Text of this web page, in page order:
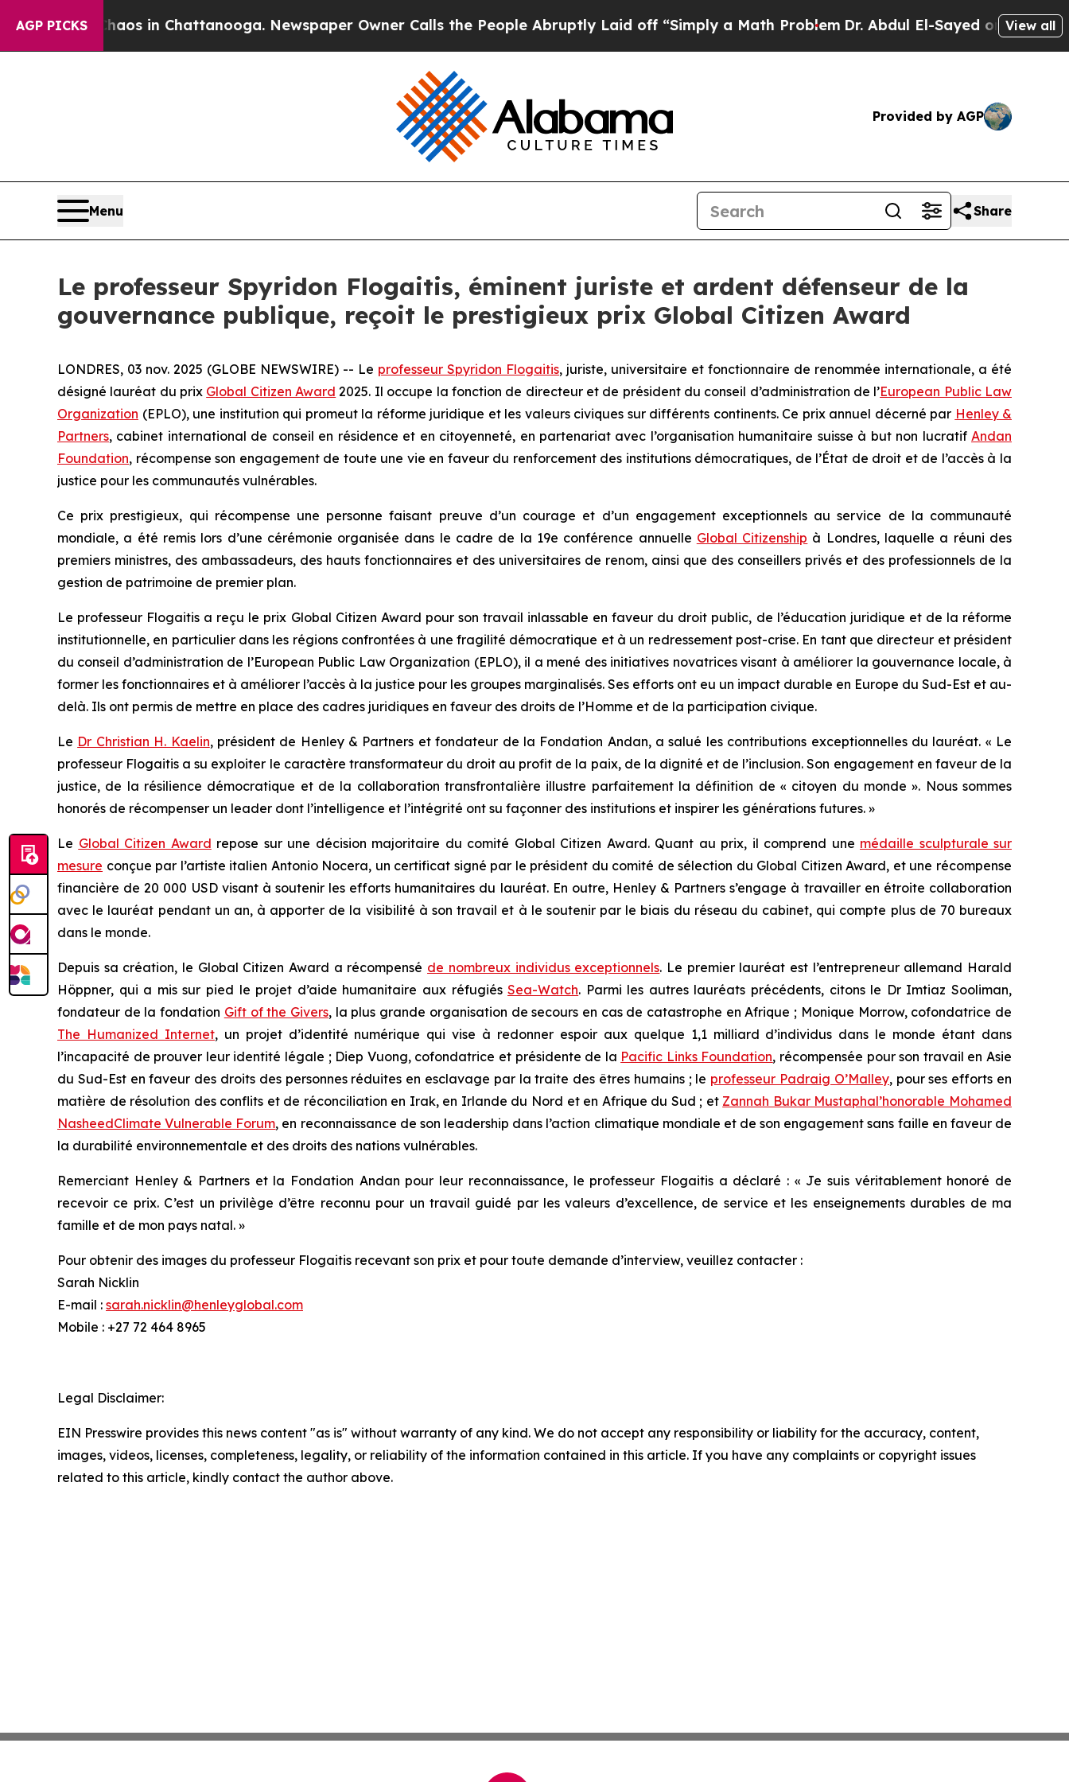
AGP PICKS
Chaos in Chattanooga. Newspaper Owner Calls the People Abruptly Laid off “Simply a Math ProblemDr. Abdul El-Sayed on HistoricView all
Provided by AGP
Menu Share
Le professeur Spyridon Flogaitis, éminent juriste et ardent défenseur de la
gouvernance publique, reçoit le prestigieux prix Global Citizen Award
LONDRES, 03 nov. 2025 (GLOBE NEWSWIRE) -- Le professeur Spyridon Flogaitis, juriste, universitaire et fonctionnaire de renommée internationale, a été
désigné lauréat du prix Global Citizen Award 2025. Il occupe la fonction de directeur et de président du conseil d’administration de l’European Public Law
Organization (EPLO), une institution qui promeut la réforme juridique et les valeurs civiques sur différents continents. Ce prix annuel décerné par Henley &
Partners, cabinet international de conseil en résidence et en citoyenneté, en partenariat avec l’organisation humanitaire suisse à but non lucratif Andan
Foundation, récompense son engagement de toute une vie en faveur du renforcement des institutions démocratiques, de l’État de droit et de l’accès à la
justice pour les communautés vulnérables.
Ce prix prestigieux, qui récompense une personne faisant preuve d’un courage et d’un engagement exceptionnels au service de la communauté
mondiale, a été remis lors d’une cérémonie organisée dans le cadre de la 19e conférence annuelle Global Citizenship à Londres, laquelle a réuni des
premiers ministres, des ambassadeurs, des hauts fonctionnaires et des universitaires de renom, ainsi que des conseillers privés et des professionnels de la
gestion de patrimoine de premier plan.
Le professeur Flogaitis a reçu le prix Global Citizen Award pour son travail inlassable en faveur du droit public, de l’éducation juridique et de la réforme
institutionnelle, en particulier dans les régions confrontées à une fragilité démocratique et à un redressement post-crise. En tant que directeur et président
du conseil d’administration de l’European Public Law Organization (EPLO), il a mené des initiatives novatrices visant à améliorer la gouvernance locale, à
former les fonctionnaires et à améliorer l’accès à la justice pour les groupes marginalisés. Ses efforts ont eu un impact durable en Europe du Sud-Est et au-
delà. Ils ont permis de mettre en place des cadres juridiques en faveur des droits de l’Homme et de la participation civique.
Le Dr Christian H. Kaelin, président de Henley & Partners et fondateur de la Fondation Andan, a salué les contributions exceptionnelles du lauréat. « Le
professeur Flogaitis a su exploiter le caractère transformateur du droit au profit de la paix, de la dignité et de l’inclusion. Son engagement en faveur de la
justice, de la résilience démocratique et de la collaboration transfrontalière illustre parfaitement la définition de « citoyen du monde ». Nous sommes
honorés de récompenser un leader dont l’intelligence et l’intégrité ont su façonner des institutions et inspirer les générations futures. »
Le Global Citizen Award repose sur une décision majoritaire du comité Global Citizen Award. Quant au prix, il comprend une médaille sculpturale sur
mesure conçue par l’artiste italien Antonio Nocera, un certificat signé par le président du comité de sélection du Global Citizen Award, et une récompense
financière de 20 000 USD visant à soutenir les efforts humanitaires du lauréat. En outre, Henley & Partners s’engage à travailler en étroite collaboration
avec le lauréat pendant un an, à apporter de la visibilité à son travail et à le soutenir par le biais du réseau du cabinet, qui compte plus de 70 bureaux
dans le monde.
Depuis sa création, le Global Citizen Award a récompensé de nombreux individus exceptionnels. Le premier lauréat est l’entrepreneur allemand Harald
Höppner, qui a mis sur pied le projet d’aide humanitaire aux réfugiésSea-Watch. Parmi les autres lauréats précédents, citons le Dr Imtiaz Sooliman,
fondateur de la fondation Gift of the Givers, la plus grande organisation de secours en cas de catastrophe en Afrique ; Monique Morrow, cofondatrice de
The Humanized Internet, un projet d’identité numérique qui vise à redonner espoir aux quelque 1,1 milliard d’individus dans le monde étant dans
l’incapacité de prouver leur identité légale ; Diep Vuong, cofondatrice et présidente de la Pacific Links Foundation, récompensée pour son travail en Asie
du Sud-Est en faveur des droits des personnes réduites en esclavage par la traite des êtres humains ; le professeur Padraig O’Malley, pour ses efforts en
matière de résolution des conflits et de réconciliation en Irak, en Irlande du Nord et en Afrique du Sud ; et Zannah Bukar Mustaphal’honorable Mohamed
NasheedClimate Vulnerable Forum, en reconnaissance de son leadership dans l’action climatique mondiale et de son engagement sans faille en faveur de
la durabilité environnementale et des droits des nations vulnérables.
Remerciant Henley & Partners et la Fondation Andan pour leur reconnaissance, le professeur Flogaitis a déclaré : « Je suis véritablement honoré de
recevoir ce prix. C’est un privilège d’être reconnu pour un travail guidé par les valeurs d’excellence, de service et les enseignements durables de ma
famille et de mon pays natal. »
Pour obtenir des images du professeur Flogaitis recevant son prix et pour toute demande d’interview, veuillez contacter :
Sarah Nicklin
E-mail : sarah.nicklin@henleyglobal.com
Mobile : +27 72 464 8965
Legal Disclaimer:
EIN Presswire provides this news content "as is" without warranty of any kind. We do not accept any responsibility or liability for the accuracy, content,
images, videos, licenses, completeness, legality, or reliability of the information contained in this article. If you have any complaints or copyright issues
related to this article, kindly contact the author above.